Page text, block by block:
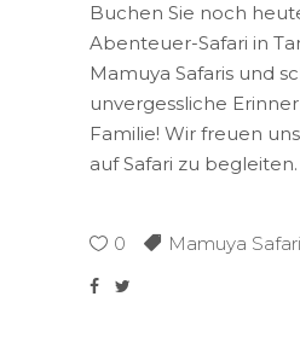
Buchen Sie noch
Abenteuer-Safari in
Mamuya Safaris und
unvergessliche
Familie! Wir freuen
auf Safari zu
0 Mamuya